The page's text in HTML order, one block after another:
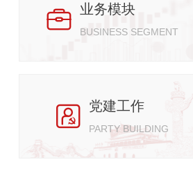
 业务模块
BUSINESS SEGMENT
 党建工作
PARTY BUILDING